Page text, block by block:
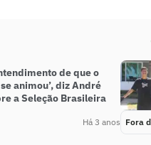
de que o
animou’, diz André
a Seleção Brasileira
Há 3 anos Fora